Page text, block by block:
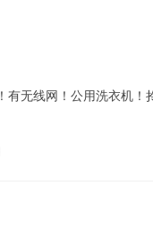
！有无线网！公用洗衣机